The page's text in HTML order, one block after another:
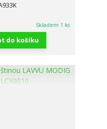
Skladem 1 ks
do košíku